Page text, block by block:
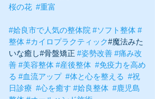
桜の花 #重富
#姶良市で人気の整体院 #ソフト整体 #
整体 #カイロプラクティック#魔法みた
いな癒し#骨盤矯正 #姿勢改善 #痛み改
善 #美容整体 #産後整体 #免疫力を高め
る #血流アップ #体と心を整える #祝
日診療 #心を癒す #姶良整体 #鹿児島